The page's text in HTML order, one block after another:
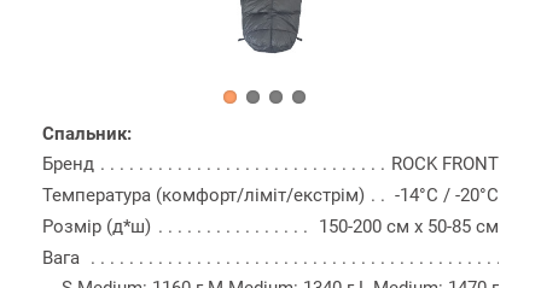
Спальник:
Бренд
ROCK FRONT
Температура (комфорт/ліміт/екстрім)
-14°C / -20°C
Розмір (д*ш)
150-200 см х 50-85 см
Вага